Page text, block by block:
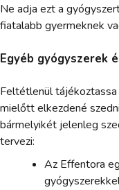
Ne adja ezt a
fiatalabb gyermeknek
Egyéb gyógyszerek
Feltétlenül
mielőtt elkezdené
bármelyikét jelenleg
tervezi:
Az Effentora